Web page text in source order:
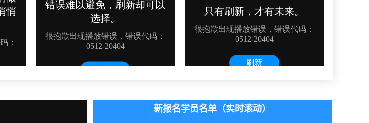
新报名学员名单（实时滚动）